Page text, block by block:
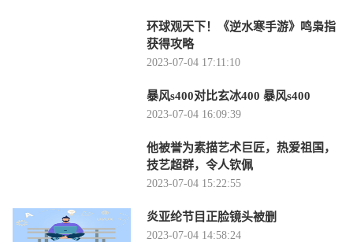
环球观天下！《逆水寒手游》鸣枭指
获得攻略
2023-07-04 17:11:10
暴风s400对比玄冰400 暴风s400
2023-07-04 16:09:39
他被誉为素描艺术巨匠，热爱祖国，
技艺超群，令人钦佩
2023-07-04 15:22:55
炎亚纶节目正脸镜头被删
2023-07-04 14:58:24